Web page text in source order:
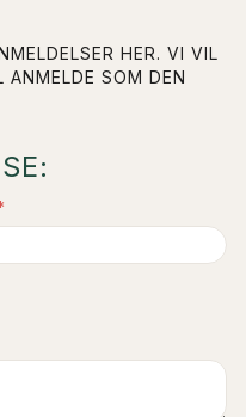
HER. VI VIL
SOM DEN